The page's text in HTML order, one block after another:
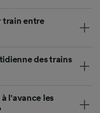
train entre
des trains
à l'avance les